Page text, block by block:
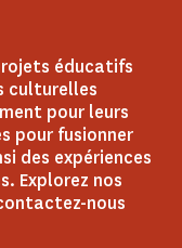
éducatifs
culturelles
pour leurs
pour fusionner
des expériences
Explorez nos
nous